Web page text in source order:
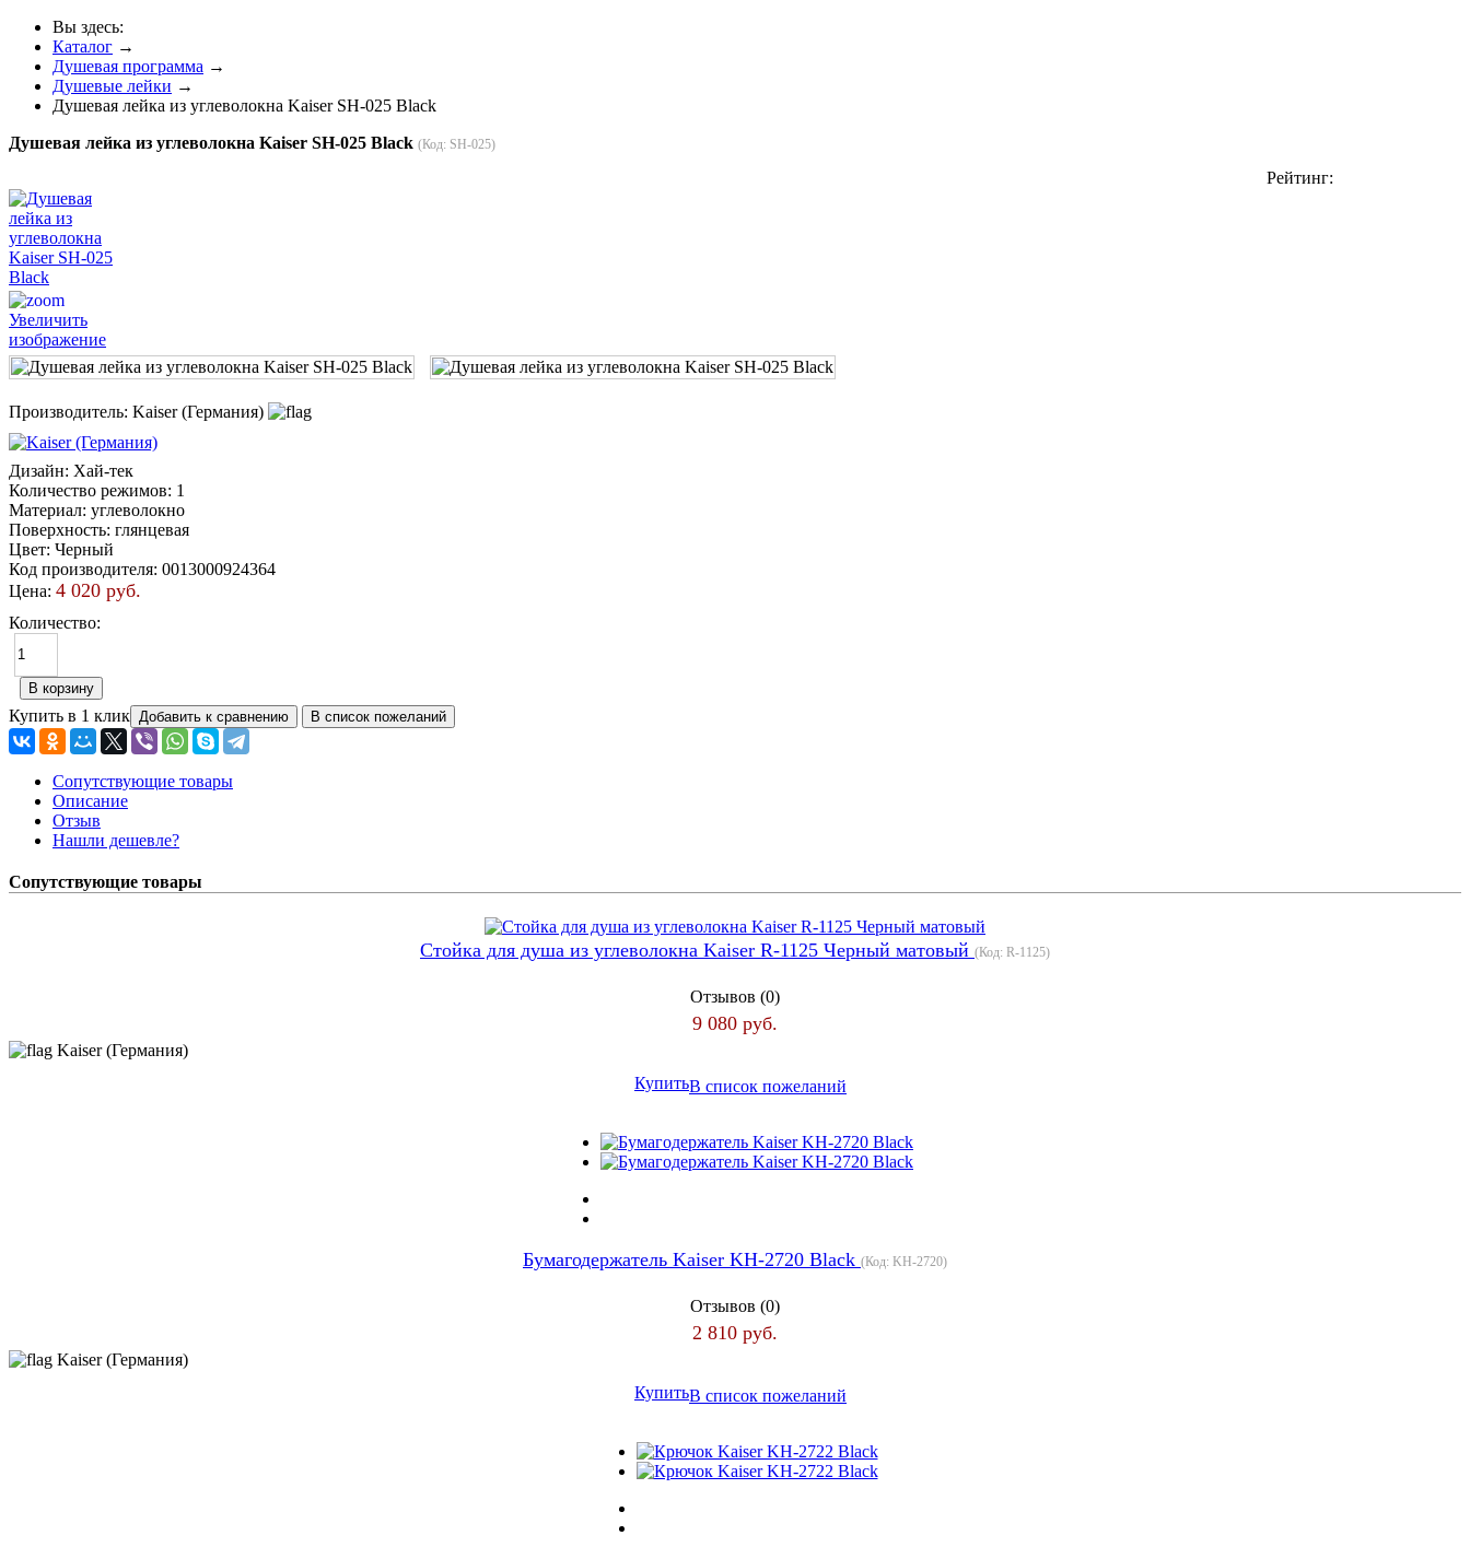
Вы здесь:
Каталог →
Душевая программа →
Душевые лейки →
Душевая лейка из углеволокна Kaiser SH-025 Black
Душевая лейка из углеволокна Kaiser SH-025 Black (Код: SH-025)
Рейтинг:
Увеличить
изображение
Производитель: Kaiser (Германия)
Дизайн: Хай-тек
Количество режимов: 1
Материал: углеволокно
Поверхность: глянцевая
Цвет: Черный
Код производителя: 0013000924364
Цена: 4 020 руб.
Количество:
Купить в 1 клик
Сопутствующие товары
Описание
Отзыв
Нашли дешевле?
Сопутствующие товары
Стойка для душа из углеволокна Kaiser R-1125 Черный матовый (Код: R-1125)
Отзывов (0)
9 080 руб.
Kaiser (Германия)
КупитьВ список пожеланий
Бумагодержатель Kaiser KH-2720 Black (Код: KH-2720)
Отзывов (0)
2 810 руб.
Kaiser (Германия)
КупитьВ список пожеланий